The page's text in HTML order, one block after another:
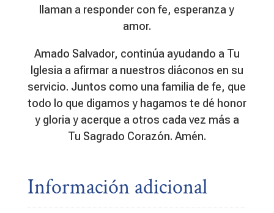
llaman a responder con fe, esperanza y
amor.
Amado Salvador, continúa ayudando a Tu
Iglesia a afirmar a nuestros diáconos en su
servicio. Juntos como una familia de fe, que
todo lo que digamos y hagamos te dé honor
y gloria y acerque a otros cada vez más a
Tu Sagrado Corazón. Amén.
Información adicional